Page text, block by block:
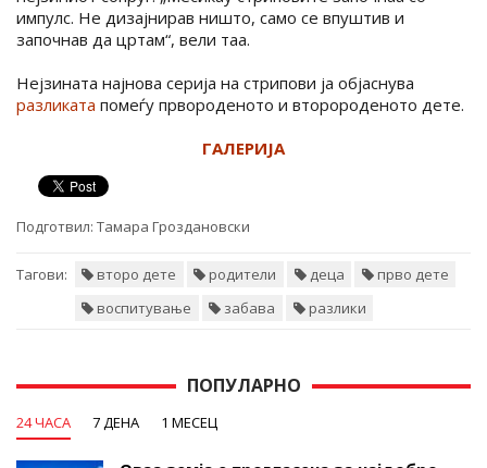
импулс. Не дизајнирав ништо, само се впуштив и
започнав да цртам“, вели таа.
Нејзината најнова серија на стрипови ја објаснува
разликата помеѓу првороденото и второроденото дете.
ГАЛЕРИЈА
Подготвил: Тамара Гроздановски
Тагови: второ дете родители деца
прво дете
воспитување
забава разлики
ПОПУЛАРНО
24 ЧАСА 7 ДЕНА 1 МЕСЕЦ